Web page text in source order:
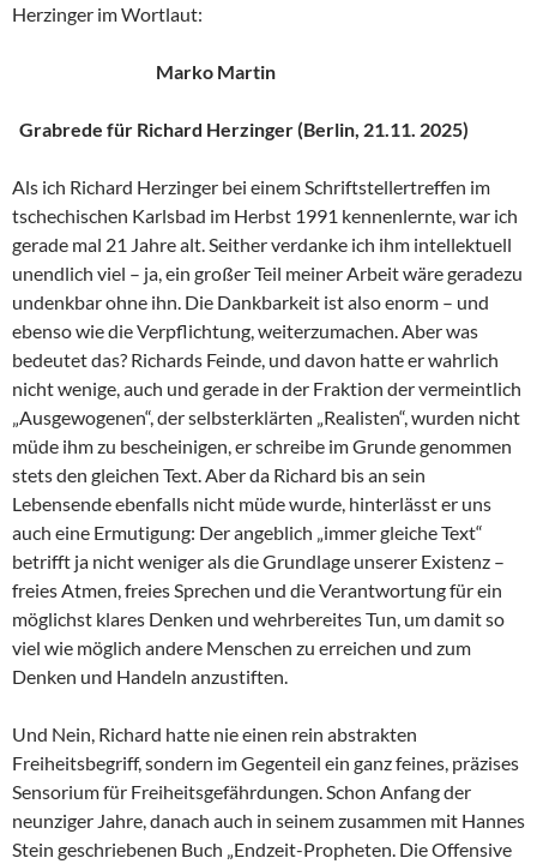
Herzinger im Wortlaut:
Marko Martin
Grabrede für Richard Herzinger (Berlin, 21.11. 2025)
Als ich Richard Herzinger bei einem Schriftstellertreffen im
tschechischen Karlsbad im Herbst 1991 kennenlernte, war ich
gerade mal 21 Jahre alt. Seither verdanke ich ihm intellektuell
unendlich viel – ja, ein großer Teil meiner Arbeit wäre geradezu
undenkbar ohne ihn. Die Dankbarkeit ist also enorm – und
ebenso wie die Verpflichtung, weiterzumachen. Aber was
bedeutet das? Richards Feinde, und davon hatte er wahrlich
nicht wenige, auch und gerade in der Fraktion der vermeintlich
„Ausgewogenen“, der selbsterklärten „Realisten“, wurden nicht
müde ihm zu bescheinigen, er schreibe im Grunde genommen
stets den gleichen Text. Aber da Richard bis an sein
Lebensende ebenfalls nicht müde wurde, hinterlässt er uns
auch eine Ermutigung: Der angeblich „immer gleiche Text“
betrifft ja nicht weniger als die Grundlage unserer Existenz –
freies Atmen, freies Sprechen und die Verantwortung für ein
möglichst klares Denken und wehrbereites Tun, um damit so
viel wie möglich andere Menschen zu erreichen und zum
Denken und Handeln anzustiften.
Und Nein, Richard hatte nie einen rein abstrakten
Freiheitsbegriff, sondern im Gegenteil ein ganz feines, präzises
Sensorium für Freiheitsgefährdungen. Schon Anfang der
neunziger Jahre, danach auch in seinem zusammen mit Hannes
Stein geschriebenen Buch „Endzeit-Propheten. Die Offensive